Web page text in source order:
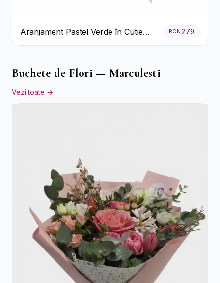
Aranjament Pastel Verde în Cutie
Galben Pal
RON279
Buchete de Flori — Marculesti
Vezi toate →